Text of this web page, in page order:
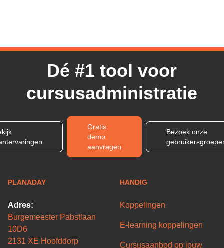
Dé #1 tool voor
cursusadministratie
Gratis
demo
aanvragen
Bezoek onze
PLANADAY
Adres:
Burgemeester Pabstlaan
10D6
2131 XE Hoofddorp
HANDIG
Koppelingen
E-learning koppelingen
Cursusaanbod op jouw